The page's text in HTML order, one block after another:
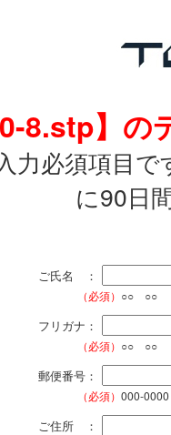
8.stp】
力必須項目
に90日
ご氏名 ：
（必須） ○○ ○○
フリガナ：
（必須） ○○ ○○
郵便番号：
（必須） 000-0000
ご住所 ：